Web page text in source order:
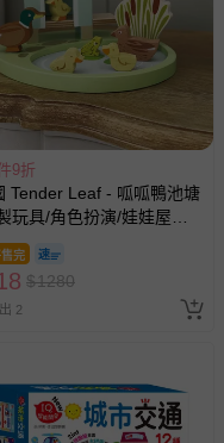
請見： 退貨的辦理流程
、購物流程、付款方
商品運送方式等有疑
遇缺貨即會通知媽咪並協
，導致無法安排出貨，
宜，並將提供適當補
9折
Tender Leaf - 呱呱鴨池塘
玩具/角色扮演/娃娃屋配
售完
$1280
2